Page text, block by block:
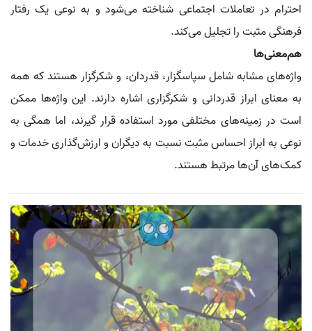
احترام در تعاملات اجتماعی شناخته می‌شود و به نوعی یک رفتار
فرهنگی مثبت را تجلیل می‌کند.
هم‌معنی‌ها
واژه‌های مشابه شامل سپاسگزار، قدردان، و شکرگزار هستند که همه
به معنای ابراز قدردانی و شکرگزاری اشاره دارند. این واژه‌ها ممکن
است در زمینه‌های مختلفی مورد استفاده قرار گیرند، اما همگی به
نوعی به ابراز احساس مثبت نسبت به دیگران و ارزش‌گذاری خدمات و
کمک‌های آن‌ها مرتبط هستند.